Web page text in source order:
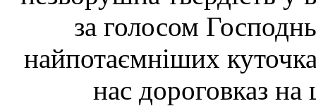
за голосом
найпотаємніших
нас дороговказ